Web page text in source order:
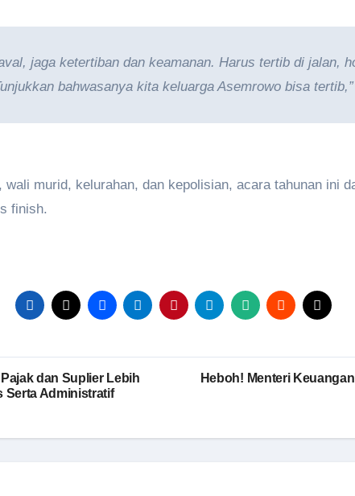
jaga ketertiban dan keamanan. Harus tertib di jalan,
bahwasanya kita keluarga Asemrowo bisa
murid, kelurahan, dan kepolisian, acara tahunan ini
finish.
dan Suplier Lebih
Serta Administratif
Heboh! Menteri